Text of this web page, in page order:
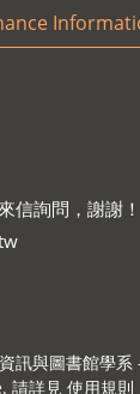
信詢問，謝謝！
訊與圖書館學
請詳見 使用規則